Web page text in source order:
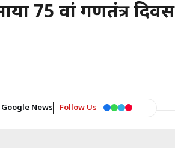
75 वां गणतंत्र दिवस
Google News Follow Us